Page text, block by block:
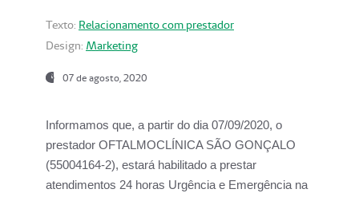
Texto: Relacionamento com prestador
Design: Marketing
07 de agosto, 2020
Informamos que, a partir do dia07/09/2020, o
prestador OFTALMOCLÍNICA SÃO GONÇALO
(55004164-2), estará habilitado a prestar
atendimentos 24 horas Urgência e Emergência na